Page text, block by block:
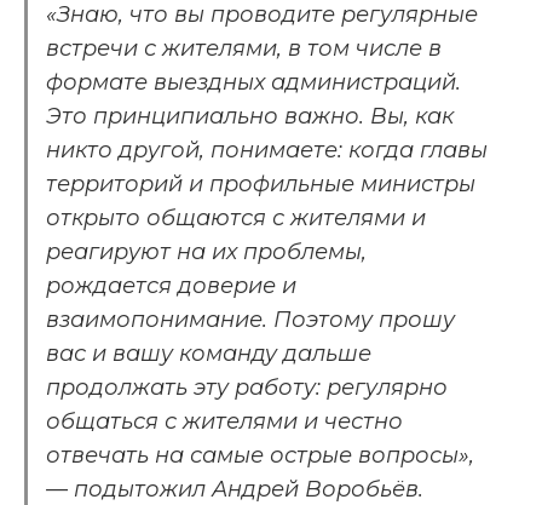
«Знаю, что вы проводите регулярные
встречи с жителями, в том числе в
формате выездных администраций.
Это принципиально важно. Вы, как
никто другой, понимаете: когда главы
территорий и профильные министры
открыто общаются с жителями и
реагируют на их проблемы,
рождается доверие и
взаимопонимание. Поэтому прошу
вас и вашу команду дальше
продолжать эту работу: регулярно
общаться с жителями и честно
отвечать на самые острые вопросы»,
— подытожил Андрей Воробьёв.